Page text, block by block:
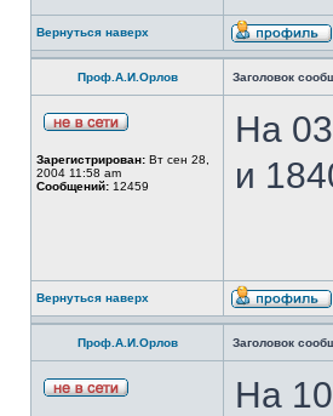
Вернуться наверх
Проф.А.И.Орлов Заголовок
Зарегистрирован: Вт сен 28,
2004 11:58 am
Сообщений: 12459
На
и
Вернуться наверх
Проф.А.И.Орлов Заголовок
На